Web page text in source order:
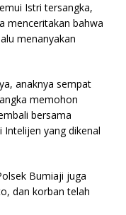
Istri tersangka,
menceritakan bahwa
menanyakan
anaknya sempat
memohon
bersama
Intelijen yang dikenal
Bumiaji juga
dan korban telah